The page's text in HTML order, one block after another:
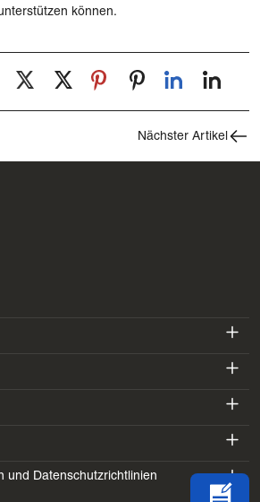
können.
Nächster Artikel
und Datenschutzrichtlinien